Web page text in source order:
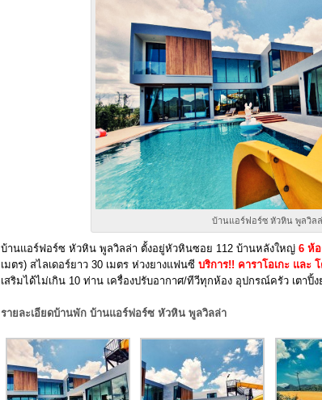
บ้านแอร์ฟอร์ซ หัวหิน พูลวิล
บ้านแอร์ฟอร์ซ หัวหิน พูลวิลล่า ตั้งอยู่หัวหินซอย 112 บ้านหลังใหญ่ 6 ห้
เมตร) สไลเดอร์ยาว 30 เมตร ห่วงยางแฟนซี บริการ!! คาราโอเกะ และ
เสริมได้ไม่เกิน 10 ท่าน เครื่องปรับอากาศ/ทีวีทุกห้อง อุปกรณ์ครัว เตาปิ้
รายละเอียดบ้านพัก บ้านแอร์ฟอร์ซ หัวหิน พูลวิลล่า